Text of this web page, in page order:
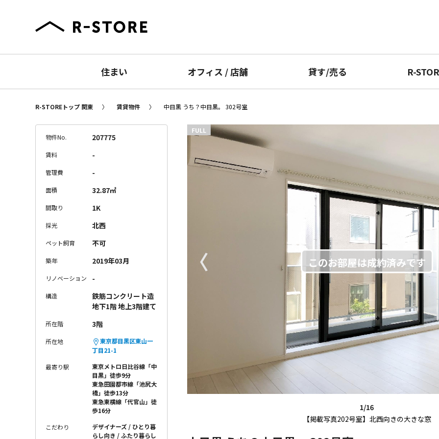
住まい オフィス /店舗 貸す/売る R-
R-STOREトップ 関東 賃貸物件 中目黒 うち？中目黒。 302号室
1/16
【掲載写真202号室】北西向きの大きな窓
〈
FULL
物件No. 207775
賃料 -
管理費 -
面積 32.87㎡
間取り 1K
採光 北西
ペット飼育 不可
築年 2019年03月
リノベーション -
構造
鉄筋コンクリート造
地下1階 地上3階建て
所在階 3階
所在地
東京都目黒区東山一
丁目21-1
最寄り駅
東京メトロ日比谷線「中
目黒」徒歩9分
東急田園都市線「池尻大
橋」徒歩13分
東急東横線「代官山」徒
歩16分
こだわり デザイナーズ
ひとり暮
らし向き
ふたり暮らし